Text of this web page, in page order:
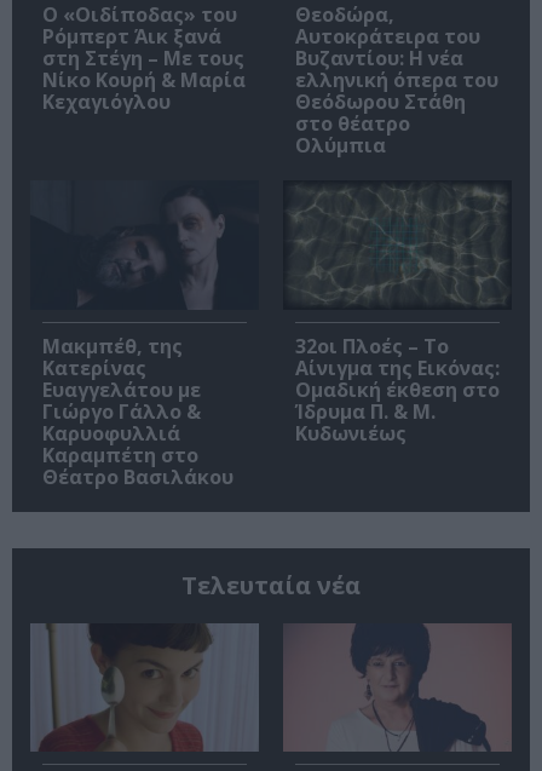
O «Οιδίποδας» του
Ρόμπερτ Άικ ξανά
στη Στέγη – Με τους
Νίκο Κουρή & Μαρία
Κεχαγιόγλου
Θεοδώρα,
Αυτοκράτειρα του
Βυζαντίου: Η νέα
ελληνική όπερα του
Θεόδωρου Στάθη
στο θέατρο
Ολύμπια
Μακμπέθ, της
Κατερίνας
Ευαγγελάτου με
Γιώργο Γάλλο &
Καρυοφυλλιά
Καραμπέτη στο
Θέατρο Βασιλάκου
32οι Πλοές – Το
Αίνιγμα της Εικόνας:
Ομαδική έκθεση στο
Ίδρυμα Π. & Μ.
Κυδωνιέως
Τελευταία νέα